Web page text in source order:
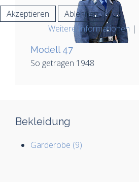
Modell 47
So getragen 1948
Bekleidung
Garderobe (9)
Akzeptieren
Ablehnen
Weitere Informationen |